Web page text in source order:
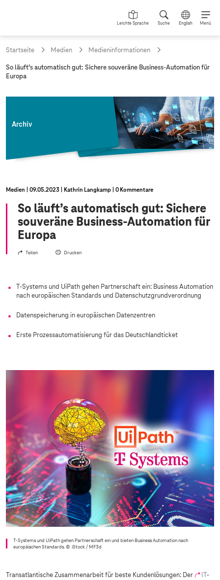
Leichte Sprache Suche English Menü
Startseite Medien Medieninformationen
a
k
So läuft’s automatisch gut: Sichere souveräne Business-Automation für
Europa
Archiv
Medien 09.05.2023 Kathrin Langkamp 0 Kommentare
So läuft’s automatisch gut: Sichere
souveräne Business-Automation für
Europa
Teilen Drucken
T-Systems und UiPath gehen Partnerschaft ein: Business Automation
nach europäischen Standards und Datenschutzgrundverordnung
Datenspeicherung in europäischen Datenzentren
Erste Prozessautomatisierung für das Deutschlandticket
T-Systemsund UiPath gehen Partnerschaft ein und bieten Business Automation nach
europäischen Standards.© iStock / MF3d
Transatlantische Zusammenarbeit für beste Kundenlösungen: Der IT-